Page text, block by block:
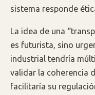
sistema responde
La idea de una
es futurista, sino
industrial tendría
validar la coherencia
facilitaría su